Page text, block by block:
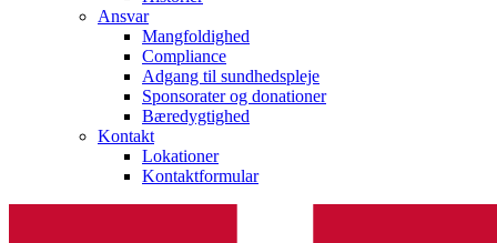
Ansvar
Mangfoldighed
Compliance
Adgang til sundhedspleje
Sponsorater og donationer
Bæredygtighed
Kontakt
Lokationer
Kontaktformular